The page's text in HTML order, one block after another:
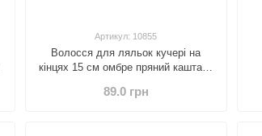
Артикул: 10855
Волосся для ляльок кучері на
кінцях 15 см омбре пряний каштан і
89.0 грн